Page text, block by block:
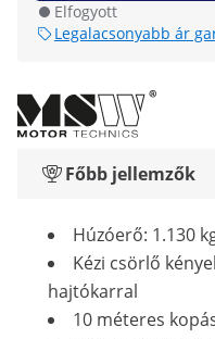
Elfogyott
Legalacsonyabb ár
Főbb jellemzők
Húzóerő: 1.130
Kézi csörlő
hajtókarral
10 méteres